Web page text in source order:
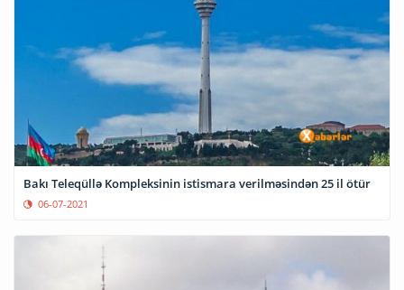
Bakı Teleqüllə Kompleksinin istismara verilməsindən 25 il ötür
06-07-2021